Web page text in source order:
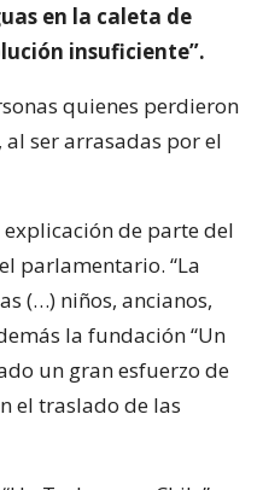
en la caleta de
insuficiente”.
quienes perdieron
ser arrasadas por el
de parte del
parlamentario. “La
(…) niños, ancianos,
la fundación “Un
un gran esfuerzo de
el traslado de las